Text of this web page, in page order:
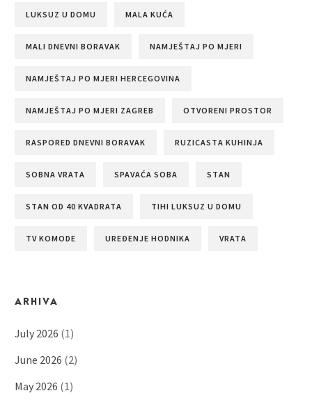
LUKSUZ U DOMU MALA KUĆA
MALI DNEVNI BORAVAK NAMJEŠTAJ PO MJERI
NAMJEŠTAJ PO MJERI HERCEGOVINA
NAMJEŠTAJ PO MJERI ZAGREB OTVORENI PROSTOR
RASPORED DNEVNI BORAVAK RUZICASTA KUHINJA
SOBNA VRATA SPAVAĆA SOBA STAN
STAN OD 40 KVADRATA TIHI LUKSUZ U DOMU
TV KOMODE UREĐENJE HODNIKA VRATA
ARHIVA
July 2026 (1)
June 2026 (2)
May 2026 (1)